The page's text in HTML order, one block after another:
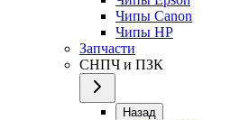
Чипы Canon
Чипы HP
Запчасти
СНПЧ и ПЗК
Назад